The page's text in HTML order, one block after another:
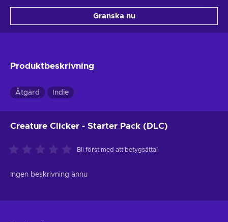
Granska nu
Produktbeskrivning
Åtgärd Indie
Creature Clicker - Starter Pack (DLC)
Bli först med att betygsätta!
Ingen beskrivning ännu